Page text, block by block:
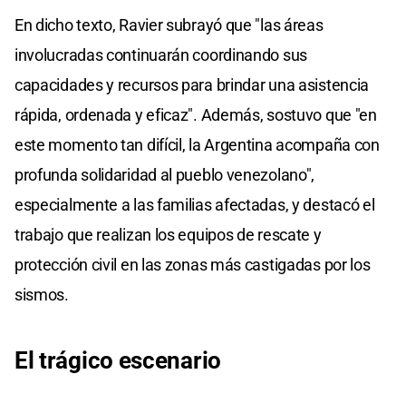
En dicho texto, Ravier subrayó que "las áreas
involucradas continuarán coordinando sus
capacidades y recursos para brindar una asistencia
rápida, ordenada y eficaz". Además, sostuvo que "en
este momento tan difícil, la Argentina acompaña con
profunda solidaridad al pueblo venezolano",
especialmente a las familias afectadas, y destacó el
trabajo que realizan los equipos de rescate y
protección civil en las zonas más castigadas por los
sismos.
El trágico escenario